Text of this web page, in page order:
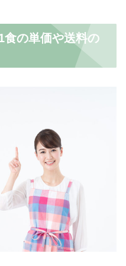
食の単価や送料の